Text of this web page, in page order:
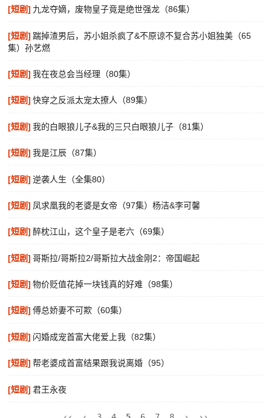
[短剧] 九龙夺嫡，废物皇子竟是绝世强龙（86集）
[短剧] 踹掉渣男后，苏小姐杀疯了&不原谅不复合苏小姐独美（65
集）孙艺燃
[短剧] 我在夜总会当经理（80集）
[短剧] 快穿之反派太宠太撩人（89集）
[短剧] 我的白眼狼儿子&我的三只白眼狼儿子（81集）
[短剧] 我是江辰（87集）
[短剧] 逆袭人生（全集80）
[短剧] 凤求凰我的老婆是女帝（97集）杨洁&李可馨
[短剧] 醉枕江山，这个皇子是老六（69集）
[短剧] 哥斯拉/哥斯拉2/哥斯拉大战金刚2：帝国崛起
[短剧] 物价贬值花掉一块钱真的好难（98集）
[短剧] 傅总娇妻不可欺（60集）
[短剧] 闪婚成宠首富大佬爱上我（82集）
[短剧] 帮老婆成首富结果跟我说离婚（95）
[短剧] 君王永夜